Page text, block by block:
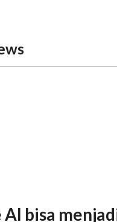
bisa